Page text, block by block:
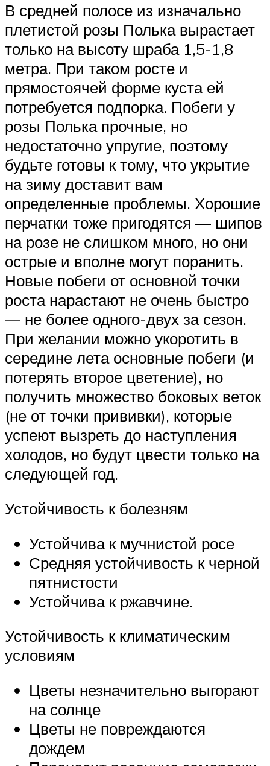
В средней полосе из изначально
плетистой розы Полька вырастает
только на высоту шраба 1,5-1,8
метра. При таком росте и
прямостоячей форме куста ей
потребуется подпорка. Побеги у
розы Полька прочные, но
недостаточно упругие, поэтому
будьте готовы к тому, что укрытие
на зиму доставит вам
определенные проблемы. Хорошие
перчатки тоже пригодятся — шипов
на розе не слишком много, но они
острые и вполне могут поранить.
Новые побеги от основной точки
роста нарастают не очень быстро
— не более одного-двух за сезон.
При желании можно укоротить в
середине лета основные побеги (и
потерять второе цветение), но
получить множество боковых веток
(не от точки прививки), которые
успеют вызреть до наступления
холодов, но будут цвести только на
следующей год.
Устойчивость к болезням
Устойчива к мучнистой росе
Средняя устойчивость к черной
пятнистости
Устойчива к ржавчине.
Устойчивость к климатическим
условиям
Цветы незначительно выгорают
на солнце
Цветы не повреждаются
дождем